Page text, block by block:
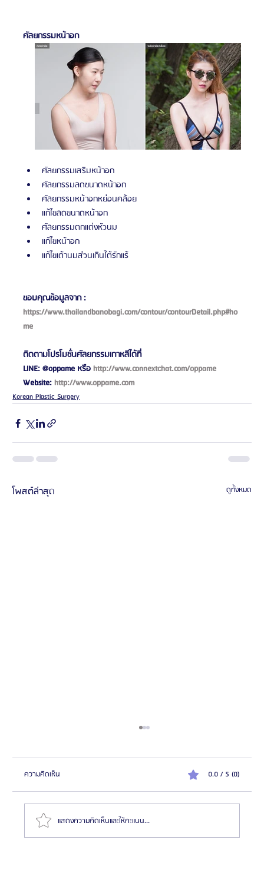
ศัลยกรรมหน้าอก
ศัลยกรรมเสริมหน้าอก
ศัลยกรรมลดขนาดหน้าอก
ศัลยกรรมหน้าอกหย่อนคล้อย
แก้ไขลดขนาดหน้าอก
ศัลยกรรมตกแต่งหัวนม
แก้ไขหน้าอก
แก้ไขเต้านมส่วนเกินใต้รักแร้
ขอบคุณข้อมูลจาก :
https://www.thailandbanobagi.com/contour/contourDetail.php#ho
me
ติดตามโปรโมชั่นศัลยกรรมเกาหลีได้ที่
LINE: @oppame หรือ http://www.connextchat.com/oppame
Website: http://www.oppame.com
Korean Plastic Surgery
โพสต์ล่าสุด ดูทั้งหมด
ความคิดเห็น 0.0 / 5 (0)
แสดงความคิดเห็นและให้คะแนน...